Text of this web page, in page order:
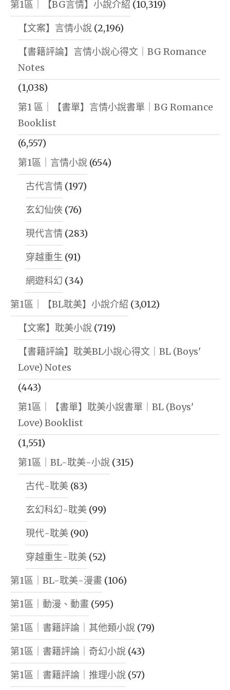
第1區｜【BG言情】小說介紹 (10,319)
【文案】言情小說 (2,196)
【書籍評論】言情小說心得文｜BG Romance
Notes
(1,038)
第1 區｜【書單】言情小說書單｜BG Romance
Booklist
(6,557)
第1區｜言情小說 (654)
古代言情 (197)
玄幻仙俠 (76)
現代言情 (283)
穿越重生 (91)
網遊科幻 (34)
第1區｜【BL耽美】小說介紹 (3,012)
【文案】耽美小說 (719)
【書籍評論】耽美BL小說心得文｜BL (Boys'
Love) Notes
(443)
第1區｜【書單】耽美小說書單｜BL (Boys'
Love) Booklist
(1,551)
第1區｜BL-耽美-小說 (315)
古代-耽美 (83)
玄幻科幻-耽美 (99)
現代-耽美 (90)
穿越重生-耽美 (52)
第1區｜BL-耽美-漫畫 (106)
第1區｜動漫、動畫 (595)
第1區｜書籍評論｜其他類小說 (79)
第1區｜書籍評論｜奇幻小說 (43)
第1區｜書籍評論｜推理小說 (57)